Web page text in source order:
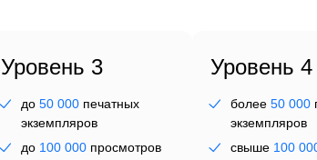
Уровень 3
до50 000 печатных
экземпляров
до 100 000 просмотров
Уровень 4
более 50 000
экземпляров
свыше 100